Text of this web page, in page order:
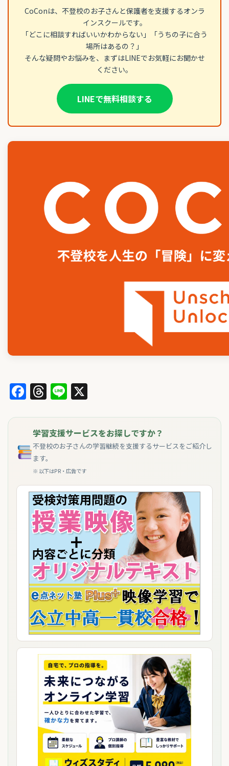
CoConは、不登校のお子さんと保護者を支援するオンラ
インスクールです。
「どこに相談すればいいかわからない」「うちの子に合う
場所はあるの？」
そんな疑問やお悩みを、まずはLINEでお気軽にお聞かせ
ください。
LINEで無料相談する
Facebook
Threads
Line
学習支援サービスをお探しですか？
不登校のお子さんの学習継続を支援するサービスをご紹介し
ます。
※ 以下はPR・広告です